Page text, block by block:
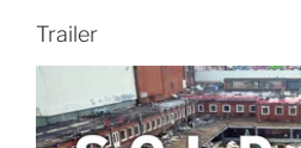
Trailer